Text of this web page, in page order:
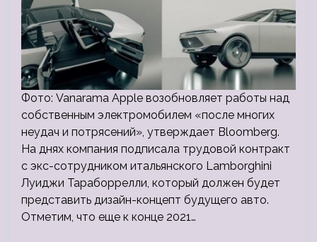
Фото: Vanarama Apple возобновляет работы над
собственным электромобилем «после многих
неудач и потрясений», утверждает Bloomberg.
На днях компания подписала трудовой контракт
с экс-сотрудником итальянского Lamborghini
Луиджи Тараборрелли, который должен будет
представить дизайн-концепт будущего авто.
Отметим, что еще к конце 2021…